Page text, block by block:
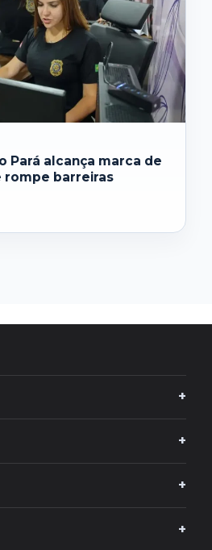
Pará alcança marca de
rompe barreiras